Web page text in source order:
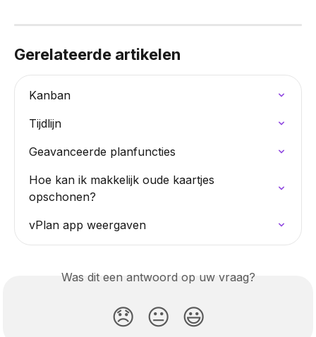
Gerelateerde artikelen
Kanban
Tijdlijn
Geavanceerde planfuncties
Hoe kan ik makkelijk oude kaartjes
opschonen?
vPlan app weergaven
Was dit een antwoord op uw vraag?
😞 😐 😃